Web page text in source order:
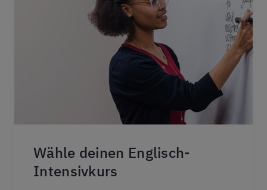
Wähle deinen Englisch-
Intensivkurs